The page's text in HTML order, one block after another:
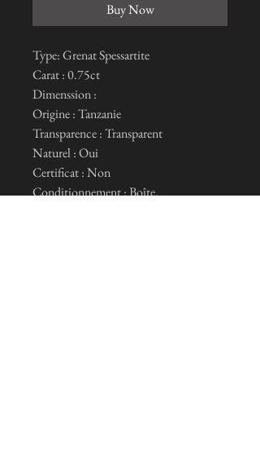
Buy Now
Type: Grenat Spessartite
Carat : 0.75ct
Dimenssion :
Origine : Tanzanie
Transparence : Transparent
Naturel : Oui
Certificat : Non
Conditionnement : Boîte.